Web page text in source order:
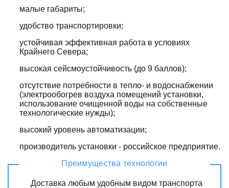
малые габариты;
удобство транспортировки;
устойчивая эффективная работа в условиях
Крайнего Севера;
высокая сейсмоустойчивость (до 9 баллов);
отсутствие потребности в тепло- и водоснабжении
(электрообогрев воздуха помещений установки,
использование очищенной воды на собственные
технологические нужды);
высокий уровень автоматизации;
производитель установки - российское предприятие.
Преимущества технологии
Доставка любым удобным видом транспорта